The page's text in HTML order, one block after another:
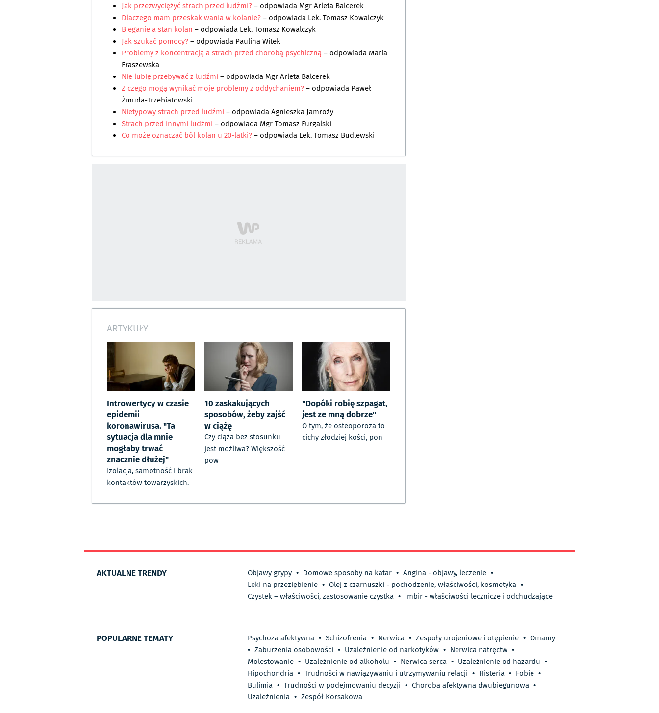
Jak przezwyciężyć strach przed ludźmi?– odpowiada Mgr Arleta Balcerek
Dlaczego mam przeskakiwania w kolanie?– odpowiada Lek. Tomasz Kowalczyk
Bieganie a stan kolan – odpowiada Lek. Tomasz Kowalczyk
Jak szukać pomocy?– odpowiada Paulina Witek
Problemy z koncentracją a strach przed chorobą psychiczną– odpowiada Maria
Fraszewska
Nie lubię przebywać z ludźmi – odpowiada Mgr Arleta Balcerek
Z czego mogą wynikać moje problemy z oddychaniem?– odpowiada Paweł
Żmuda-Trzebiatowski
Nietypowy strach przed ludźmi – odpowiadaAgnieszka Jamroży
Strach przed innymi ludźmi – odpowiada Mgr Tomasz Furgalski
Co może oznaczać ból kolan u 20-latki?– odpowiada Lek. Tomasz Budlewski
ARTYKUŁY
Introwertycy w czasie
epidemii
koronawirusa. "Ta
sytuacja dla mnie
mogłaby trwać
znacznie dłużej"
Izolacja, samotność i brak
kontaktów towarzyskich.
10 zaskakujących
sposobów, żeby zajść
w ciążę
Czy ciąża bez stosunku
jest możliwa? Większość
pow
"Dopóki robię szpagat,
jest ze mną dobrze"
O tym, że osteoporoza to
cichy złodziej kości, pon
AKTUALNE TRENDY Objawy grypy • Domowe sposoby na katar • Angina - objawy, leczenie •
Leki na przeziębienie • Olej z czarnuszki - pochodzenie, właściwości, kosmetyka •
Czystek – właściwości, zastosowanie czystka • Imbir - właściwości lecznicze i odchudzające
POPULARNE TEMATY Psychoza afektywna • Schizofrenia • Nerwica • Zespoły urojeniowe i otępienie • Omamy
• Zaburzenia osobowości • Uzależnienie od narkotyków • Nerwica natręctw •
Molestowanie • Uzależnienie od alkoholu • Nerwica serca • Uzależnienie od hazardu •
Hipochondria • Trudności w nawiązywaniu i utrzymywaniu relacji • Histeria • Fobie •
Bulimia • Trudności w podejmowaniu decyzji • Choroba afektywna dwubiegunowa •
Uzależnienia • Zespół Korsakowa